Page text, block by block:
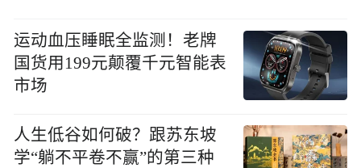
运动血压睡眠全监测！老牌
国货用199元颠覆千元智能表
市场
人生低谷如何破？跟苏东坡
学“躺不平卷不赢”的第三种